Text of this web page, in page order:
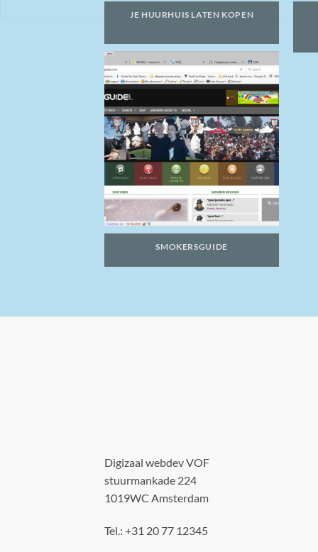
JE HUURHUIS LATEN KOPEN
SMOKERSGUIDE
Digizaal webdev VOF
stuurmankade 224
1019WC Amsterdam
Tel.: +31 20 77 12345